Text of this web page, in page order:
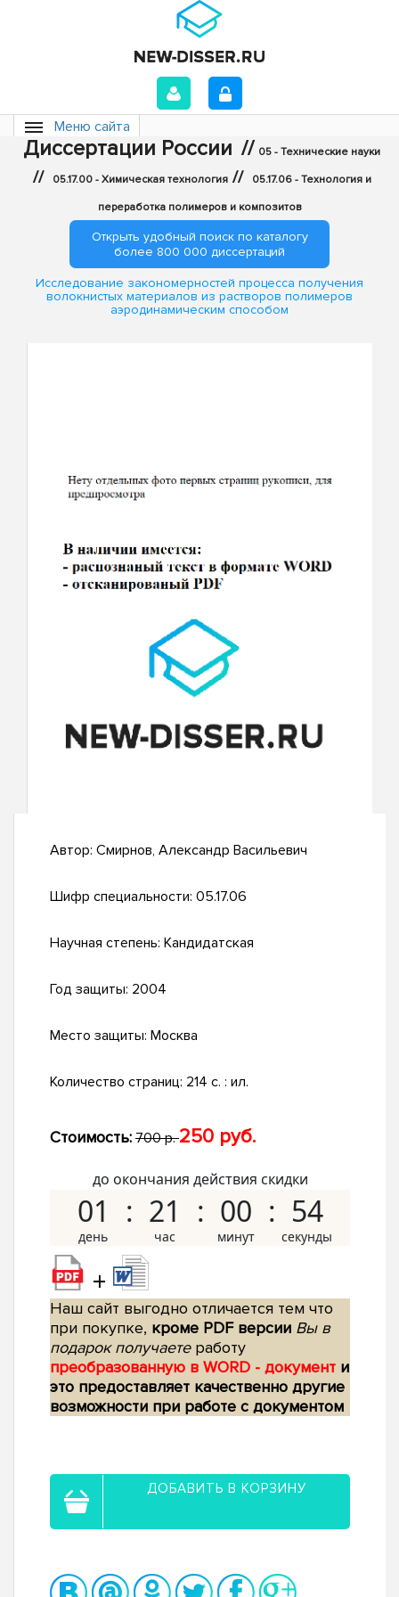
Меню сайта
Диссертации России // 05 - Технические науки
// 05.17.00 - Химическая технология // 05.17.06 - Технология и
переработка полимеров и композитов
Открыть удобный поиск по каталогу
более 800 000 диссертаций
Исследование закономерностей процесса получения
волокнистых материалов из растворов полимеров
аэродинамическим способом
Автор: Смирнов, Александр Васильевич
Шифр специальности: 05.17.06
Научная степень: Кандидатская
Год защиты: 2004
Место защиты: Москва
Количество страниц: 214 с. : ил.
Стоимость: 700 р.250 руб.
до окончания действия скидки
01 21 00 54
+
Наш сайт выгодно отличается тем что
при покупке, кроме PDF версии Вы в
подарок получаетеработу
преобразованную в WORD - документ и
это предоставляет качественно другие
возможности при работе с документом
ДОБАВИТЬ В КОРЗИНУ